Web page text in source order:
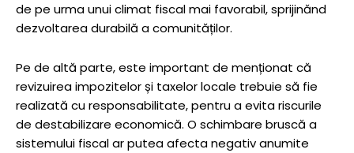
de pe urma unui climat fiscal mai favorabil, sprijinănd
dezvoltarea durabilă a comunităților.
Pe de altă parte, este important de menționat că
revizuirea impozitelor și taxelor locale trebuie să fie
realizată cu responsabilitate, pentru a evita riscurile
de destabilizare economică. O schimbare bruscă a
sistemului fiscal ar putea afecta negativ anumite